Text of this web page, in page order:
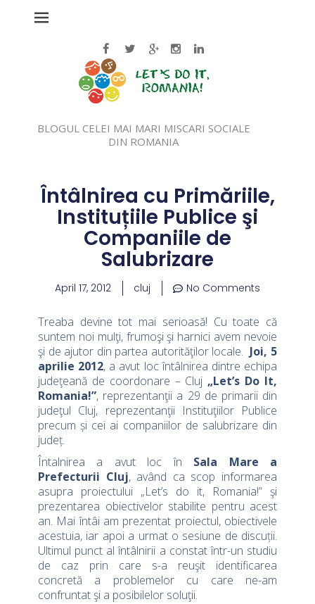
BLOGUL CELEI MAI MARI MISCARI SOCIALE
DIN ROMANIA
Întâlnirea cu Primăriile,
Instituțiile Publice şi
Companiile de
Salubrizare
April 17, 2012 cluj No Comments
Treaba devine tot mai serioasă! Cu toate că
suntem noi mulţi, frumoşi şi harnici avem nevoie
şi de ajutor din partea autorităţilor locale. Joi, 5
aprilie 2012, a avut loc întâlnirea dintre echipa
judeţeană de coordonare – Cluj „Let’s Do It,
Romania!”, reprezentanţii a 29 de primarii din
judeţul Cluj, reprezentanţii Instituţiilor Publice
precum și cei ai companiilor de salubrizare din
județ.
Întalnirea a avut loc în Sala Mare a
Prefecturii Cluj, având ca scop informarea
asupra proiectului „Let’s do it, Romania!” şi
prezentarea obiectivelor stabilite pentru acest
an. Mai întâi am prezentat proiectul, obiectivele
acestuia, iar apoi a urmat o sesiune de discuții.
Ultimul punct al întâlnirii a constat într-un studiu
de caz prin care s-a reuşit identificarea
concretă a problemelor cu care ne-am
confruntat şi a posibilelor soluţii.